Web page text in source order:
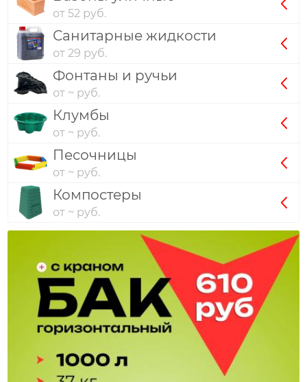
от 52 руб.
Санитарные жидкости
от 29 руб.
Фонтаны и ручьи
от ~ руб.
Клумбы
от ~ руб.
Песочницы
от ~ руб.
Компостеры
от ~ руб.